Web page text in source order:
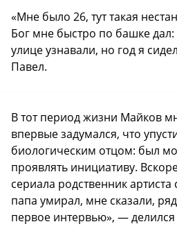
«Мне было 26, тут такая
Бог мне быстро по башке
улице узнавали, но год я
Павел.
В тот период жизни Майков
впервые задумался, что
биологическим отцом: был
проявлять инициативу.
сериала родственник артиста
папа умирал, мне сказали,
первое интервью», —